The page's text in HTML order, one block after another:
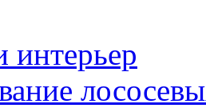
интерьер